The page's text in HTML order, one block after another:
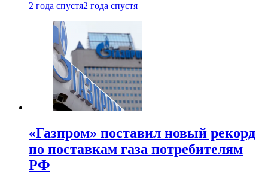
2 года спустя2 года спустя
«Газпром» поставил новый рекорд
по поставкам газа потребителям
РФ